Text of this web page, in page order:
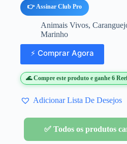
👉 Assinar Club Pro
Animais Vivos,
Marinho
⚡ Comprar Agora
🌊 Compre este produto e ganhe 6
Adicionar Lista De Desejos
✅ Todos os produtos